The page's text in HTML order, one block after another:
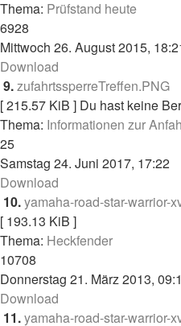
Thema: Prüfstand heute
6928
Mittwoch 26. August 2015,
Download
9.zufahrtssperreTreffen.PNG
[ 215.57 KiB ] Du hast keine
Thema: Informationen zur
25
Samstag 24. Juni 2017, 17:22
Download
10.yamaha-road-star-warrior-
[ 193.13 KiB ]
Thema: Heckfender
10708
Donnerstag 21. März 2013,
Download
11.yamaha-road-star-warrior-